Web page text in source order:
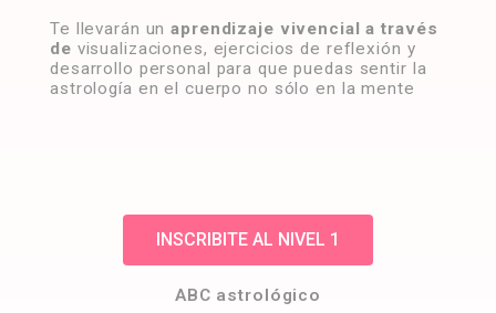
Te llevarán unaprendizaje vivencial a través
de visualizaciones, ejercicios de reflexión y
desarrollo personal para que puedas sentir la
astrología en el cuerpo no sólo en la mente
INSCRIBITE AL NIVEL 1
ABC astrológico